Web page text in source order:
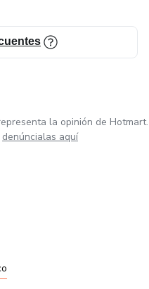
la opinión de Hotmart.
denúncialas aquí